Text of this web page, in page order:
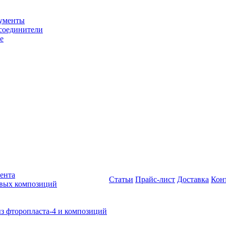
композиций
фторопласта-4 и композиций
Статьи Прайс-лист Доставка